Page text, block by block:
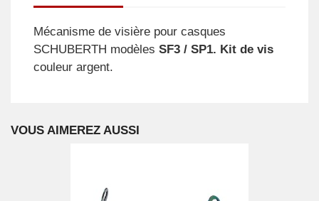
Mécanisme de visière pour casques
SCHUBERTH modèles SF3 / SP1. Kit de vis
couleur argent.
VOUS AIMEREZ AUSSI